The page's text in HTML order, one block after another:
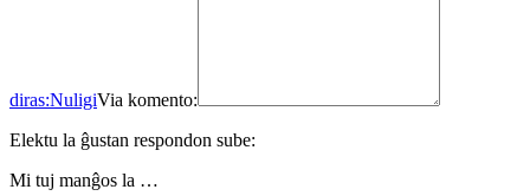
diras:NuligiVia komento:
Elektu la ĝustan respondon sube:
Mi tuj manĝos la …